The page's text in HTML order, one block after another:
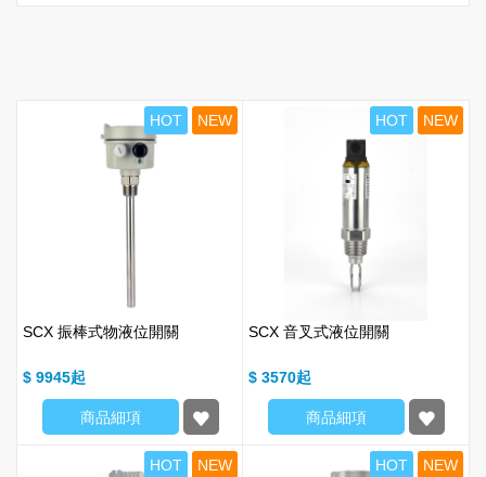
HOT NEW
SCX 振棒式物液位開關
$ 9945
商品細項
HOT NEW
SCX 音叉式液位開關
$ 3570
商品細項
HOT NEW HOT NEW